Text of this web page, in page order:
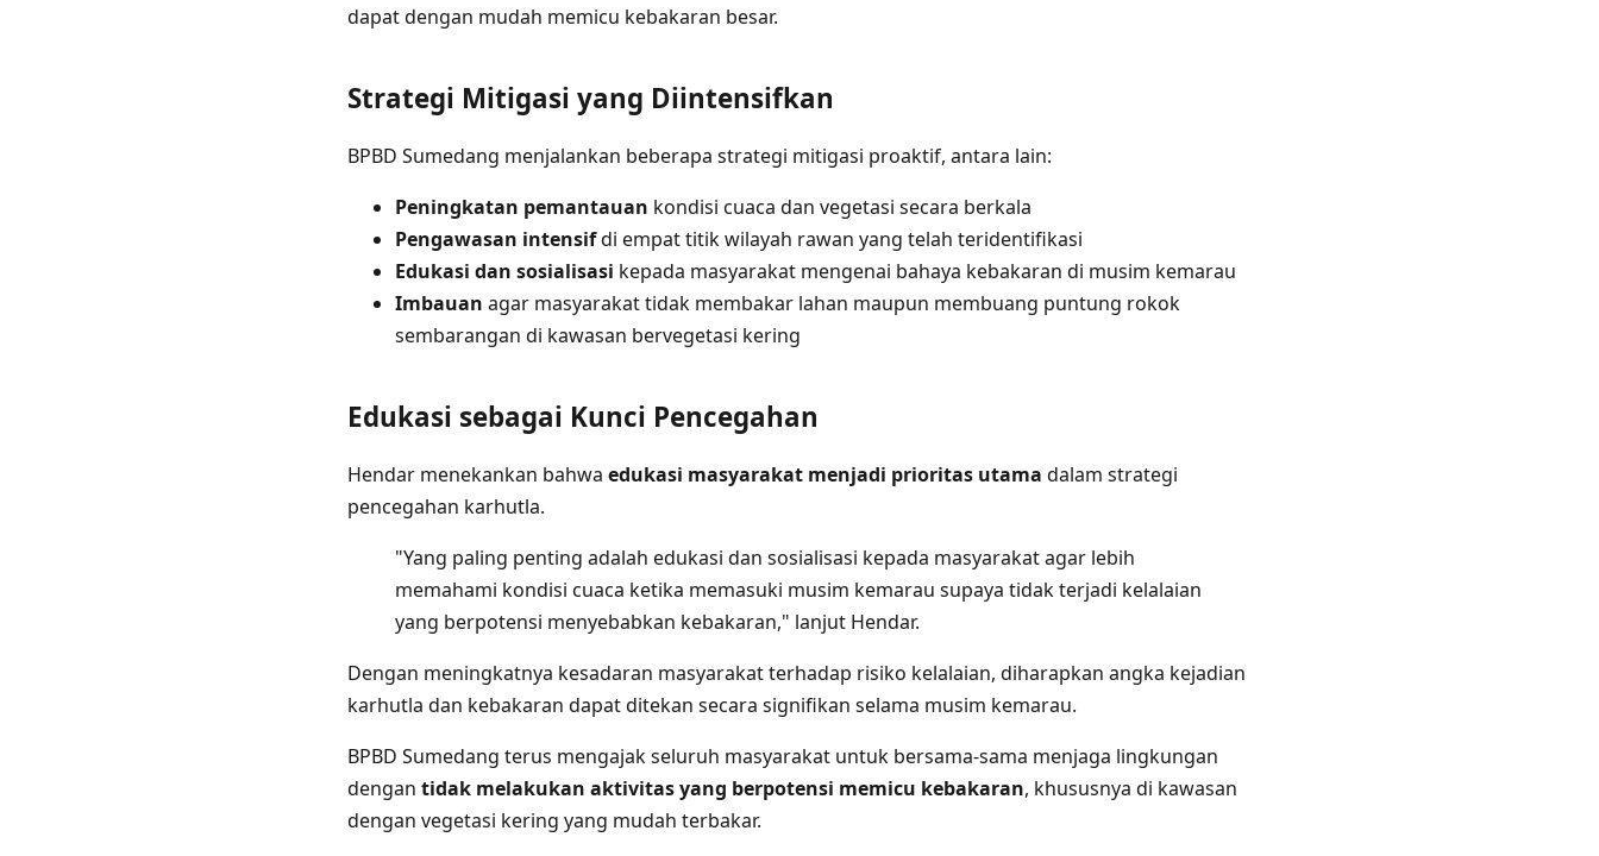
dapat dengan mudah memicu kebakaran besar.
Strategi Mitigasi yang Diintensifkan
BPBD Sumedang menjalankan beberapa strategi mitigasi proaktif, antara lain:
Peningkatan pemantauan kondisi cuaca dan vegetasi secara berkala
Pengawasan intensifdi empat titik wilayah rawan yang telah teridentifikasi
Edukasi dan sosialisasi kepada masyarakat mengenai bahaya kebakaran di musim kemarau
Imbauan agar masyarakat tidak membakar lahan maupun membuang puntung rokok
sembarangan di kawasan bervegetasi kering
Edukasi sebagai Kunci Pencegahan
Hendar menekankan bahwa edukasi masyarakat menjadi prioritas utama dalam strategi
pencegahan karhutla.
"Yang paling penting adalah edukasi dan sosialisasi kepada masyarakat agar lebih
memahami kondisi cuaca ketika memasuki musim kemarau supaya tidak terjadi kelalaian
yang berpotensi menyebabkan kebakaran," lanjut Hendar.
Dengan meningkatnya kesadaran masyarakat terhadap risiko kelalaian, diharapkan angka kejadian
karhutla dan kebakaran dapat ditekan secara signifikan selama musim kemarau.
BPBD Sumedang terus mengajak seluruh masyarakat untuk bersama-sama menjaga lingkungan
dengan tidak melakukan aktivitas yang berpotensi memicu kebakaran, khususnya di kawasan
dengan vegetasi kering yang mudah terbakar.